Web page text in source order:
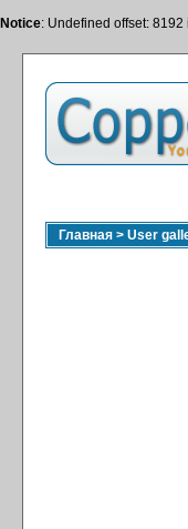
Notice: Undefined offset: 8192
Главная > User